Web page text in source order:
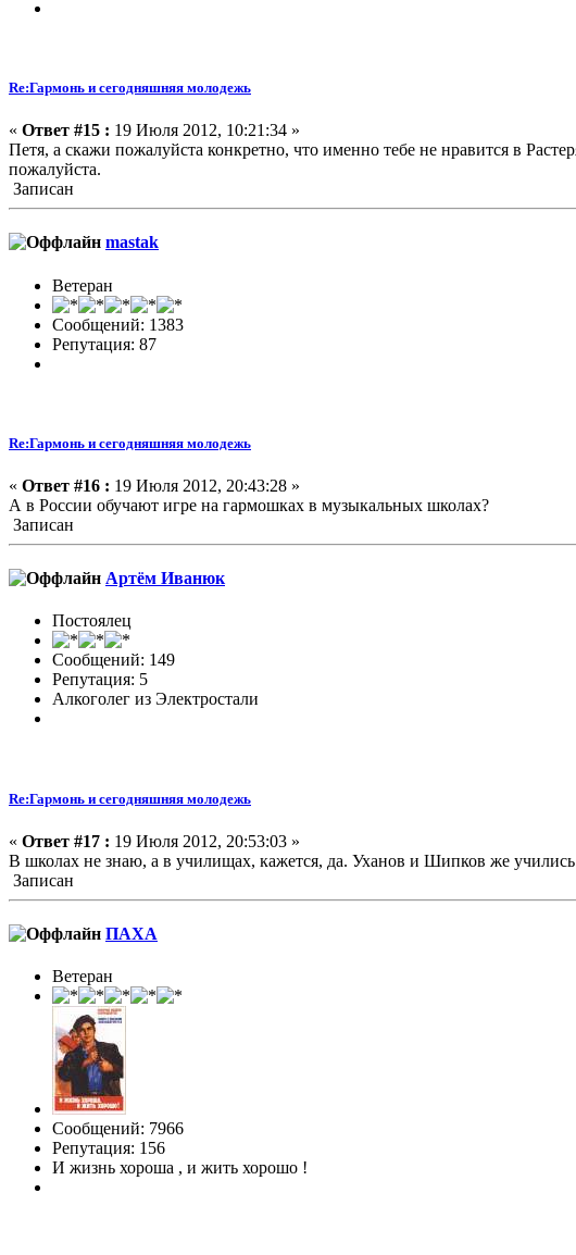
Re:Гармонь и сегодняшняя молодежь
« Ответ #15 : 19 Июля 2012, 10:21:34 »
Петя, а скажи пожалуйста конкретно, что именно тебе не нравится в
пожалуйста.
Записан
mastak
Ветеран
Сообщений: 1383
Репутация: 87
Re:Гармонь и сегодняшняя молодежь
« Ответ #16 : 19 Июля 2012, 20:43:28 »
А в России обучают игре на гармошках в музыкальных школах?
Записан
Артём Иванюк
Постоялец
Сообщений: 149
Репутация: 5
Алкоголег из Электростали
Re:Гармонь и сегодняшняя молодежь
« Ответ #17 : 19 Июля 2012, 20:53:03 »
В школах не знаю, а в училищах, кажется, да. Уханов и Шипков же учились
Записан
ПАХА
Ветеран
Сообщений: 7966
Репутация: 156
И жизнь хороша , и жить хорошо !